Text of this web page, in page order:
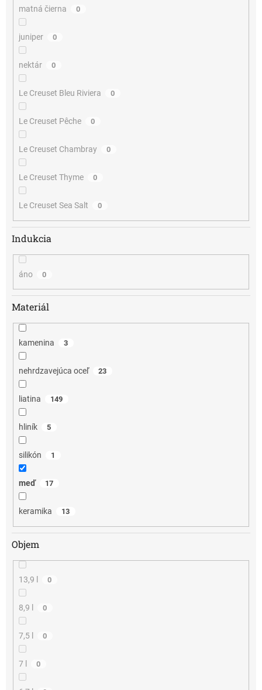
matná čierna 0
juniper 0
nektár 0
Le Creuset Bleu Riviera 0
Le Creuset Pêche 0
Le Creuset Chambray 0
Le Creuset Thyme 0
Le Creuset Sea Salt 0
Indukcia
áno 0
Materiál
kamenina 3
nehrdzavejúca oceľ 23
liatina 149
hliník 5
silikón 1
meď 17
keramika 13
Objem
13,9 l 0
8,9 l 0
7,5 l 0
7 l 0